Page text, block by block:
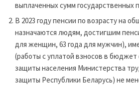
выплаченных сумм государственных
В 2023 году пенсии по возрасту на
назначаются людям, достигшим
для женщин, 63 года для мужчин),
(работы с уплатой взносов в
защиты населения Министерства
защиты Республики Беларусь) не